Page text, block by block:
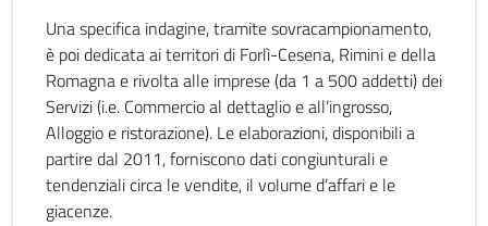
Una specifica indagine, tramite sovracampionamento,
è poi dedicata ai territori di Forlì-Cesena, Rimini e della
Romagna e rivolta alle imprese (da 1 a 500 addetti) dei
Servizi (i.e. Commercio al dettaglio e all’ingrosso,
Alloggio e ristorazione). Le elaborazioni, disponibili a
partire dal 2011, forniscono dati congiunturali e
tendenziali circa le vendite, il volume d’affari e le
giacenze.